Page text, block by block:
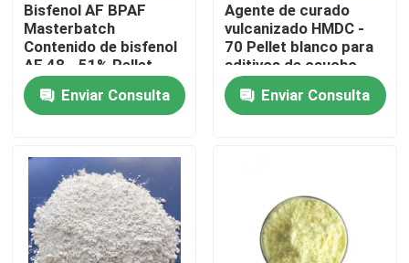
Silicón de MVQ
Silicón de HCR
Caucho especial
ACM de goma
Bisfenol AF BPAF
Masterbatch
Contenido de bisfenol
AF 48 - 51% Pellet
blanco
Enviar Consulta
Agente de curado
vulcanizado HMDC -
70 Pellet blanco para
aditivos de caucho
AEM
Enviar Consulta